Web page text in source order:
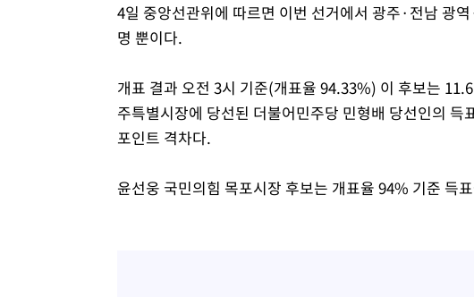
4일 중앙선관위에 따르면 이번 선거에서 광주·전남 광
명 뿐이다.
개표 결과 오전 3시 기준(개표율 94.33%) 이 후보는
주특별시장에 당선된 더불어민주당 민형배 당선인의
포인트 격차다.
윤선웅 국민의힘 목포시장 후보는 개표율 94% 기준 득